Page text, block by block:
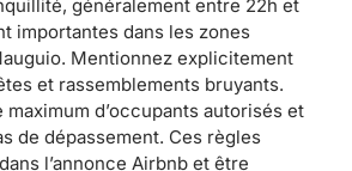
généralement entre 22h et
importantes dans les zones
Mentionnez explicitement
et rassemblements bruyants.
d’occupants autorisés et
de dépassement. Ces règles
l’annonce Airbnb et être